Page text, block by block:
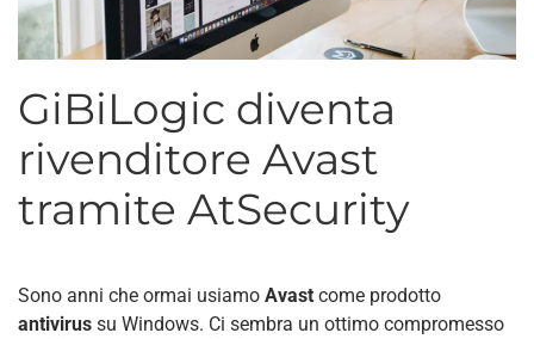
GiBiLogic diventa
rivenditore Avast
tramite AtSecurity
Sono anni che ormai usiamo Avast come prodotto
antivirus su Windows. Ci sembra un ottimo compromesso